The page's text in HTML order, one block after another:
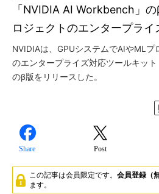
「NVIDIA AI Workbench」
ロジェクトのエンタープライ
NVIDIAは、GPUシステムでAIやMLプ
のエンタープライズ対応ツールキット
のβ版をリリースした。
Share Post
この記事は会員限定です。 会員登録（
ます。